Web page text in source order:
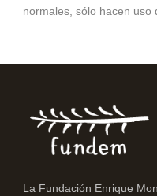
normales, sólo hacen uso
La Fundación Enrique